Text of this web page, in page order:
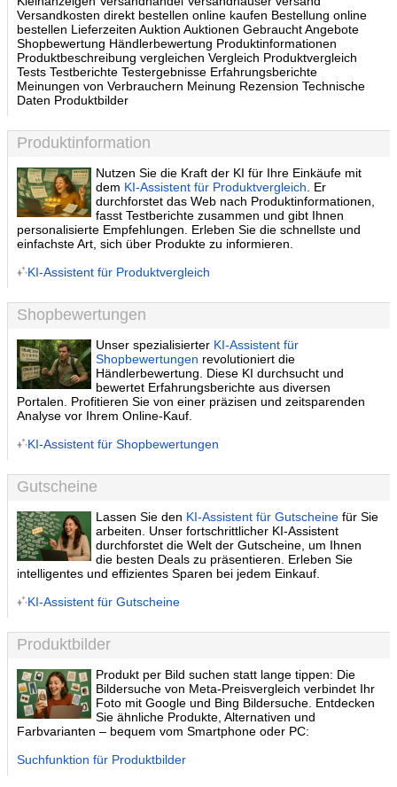
Versandkosten direkt bestellen online kaufen Bestellung online
bestellen Lieferzeiten Auktion Auktionen Gebraucht Angebote
Shopbewertung Händlerbewertung Produktinformationen
Produktbeschreibung vergleichen Vergleich Produktvergleich
Tests Testberichte Testergebnisse Erfahrungsberichte
Meinungen von Verbrauchern Meinung Rezension Technische
Daten Produktbilder
Produktinformation
Nutzen Sie die Kraft der KI für Ihre Einkäufe mit
dem KI-Assistent für Produktvergleich . Er
durchforstet das Web nach Produktinformationen,
fasst Testberichte zusammen und gibt Ihnen
personalisierte Empfehlungen. Erleben Sie die schnellste und
einfachste Art, sich über Produkte zu informieren.
KI-Assistent für Produktvergleich
Shopbewertungen
Unser spezialisierter KI-Assistent für
Shopbewertungen revolutioniert die
Händlerbewertung. Diese KI durchsucht und
bewertet Erfahrungsberichte aus diversen
Portalen. Profitieren Sie von einer präzisen und zeitsparenden
Analyse vor Ihrem Online-Kauf.
KI-Assistent für Shopbewertungen
Gutscheine
Lassen Sie den KI-Assistent für Gutscheine für Sie
arbeiten. Unser fortschrittlicher KI-Assistent
durchforstet die Welt der Gutscheine, um Ihnen
die besten Deals zu präsentieren. Erleben Sie
intelligentes und effizientes Sparen bei jedem Einkauf.
KI-Assistent für Gutscheine
Produktbilder
Produkt per Bild suchen statt lange tippen: Die
Bildersuche von Meta-Preisvergleich verbindet Ihr
Foto mit Google und Bing Bildersuche. Entdecken
Sie ähnliche Produkte, Alternativen und
Farbvarianten – bequem vom Smartphone oder PC:
Suchfunktion für Produktbilder